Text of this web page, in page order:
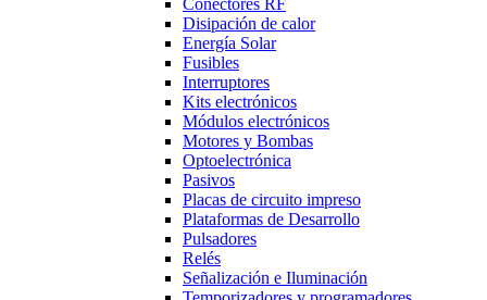
Conectores RF
Disipación de calor
Energía Solar
Fusibles
Interruptores
Kits electrónicos
Módulos electrónicos
Motores y Bombas
Optoelectrónica
Pasivos
Placas de circuito impreso
Plataformas de Desarrollo
Pulsadores
Relés
Señalización e Iluminación